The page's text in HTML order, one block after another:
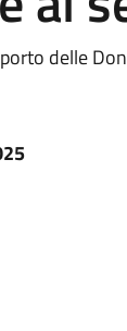
delle